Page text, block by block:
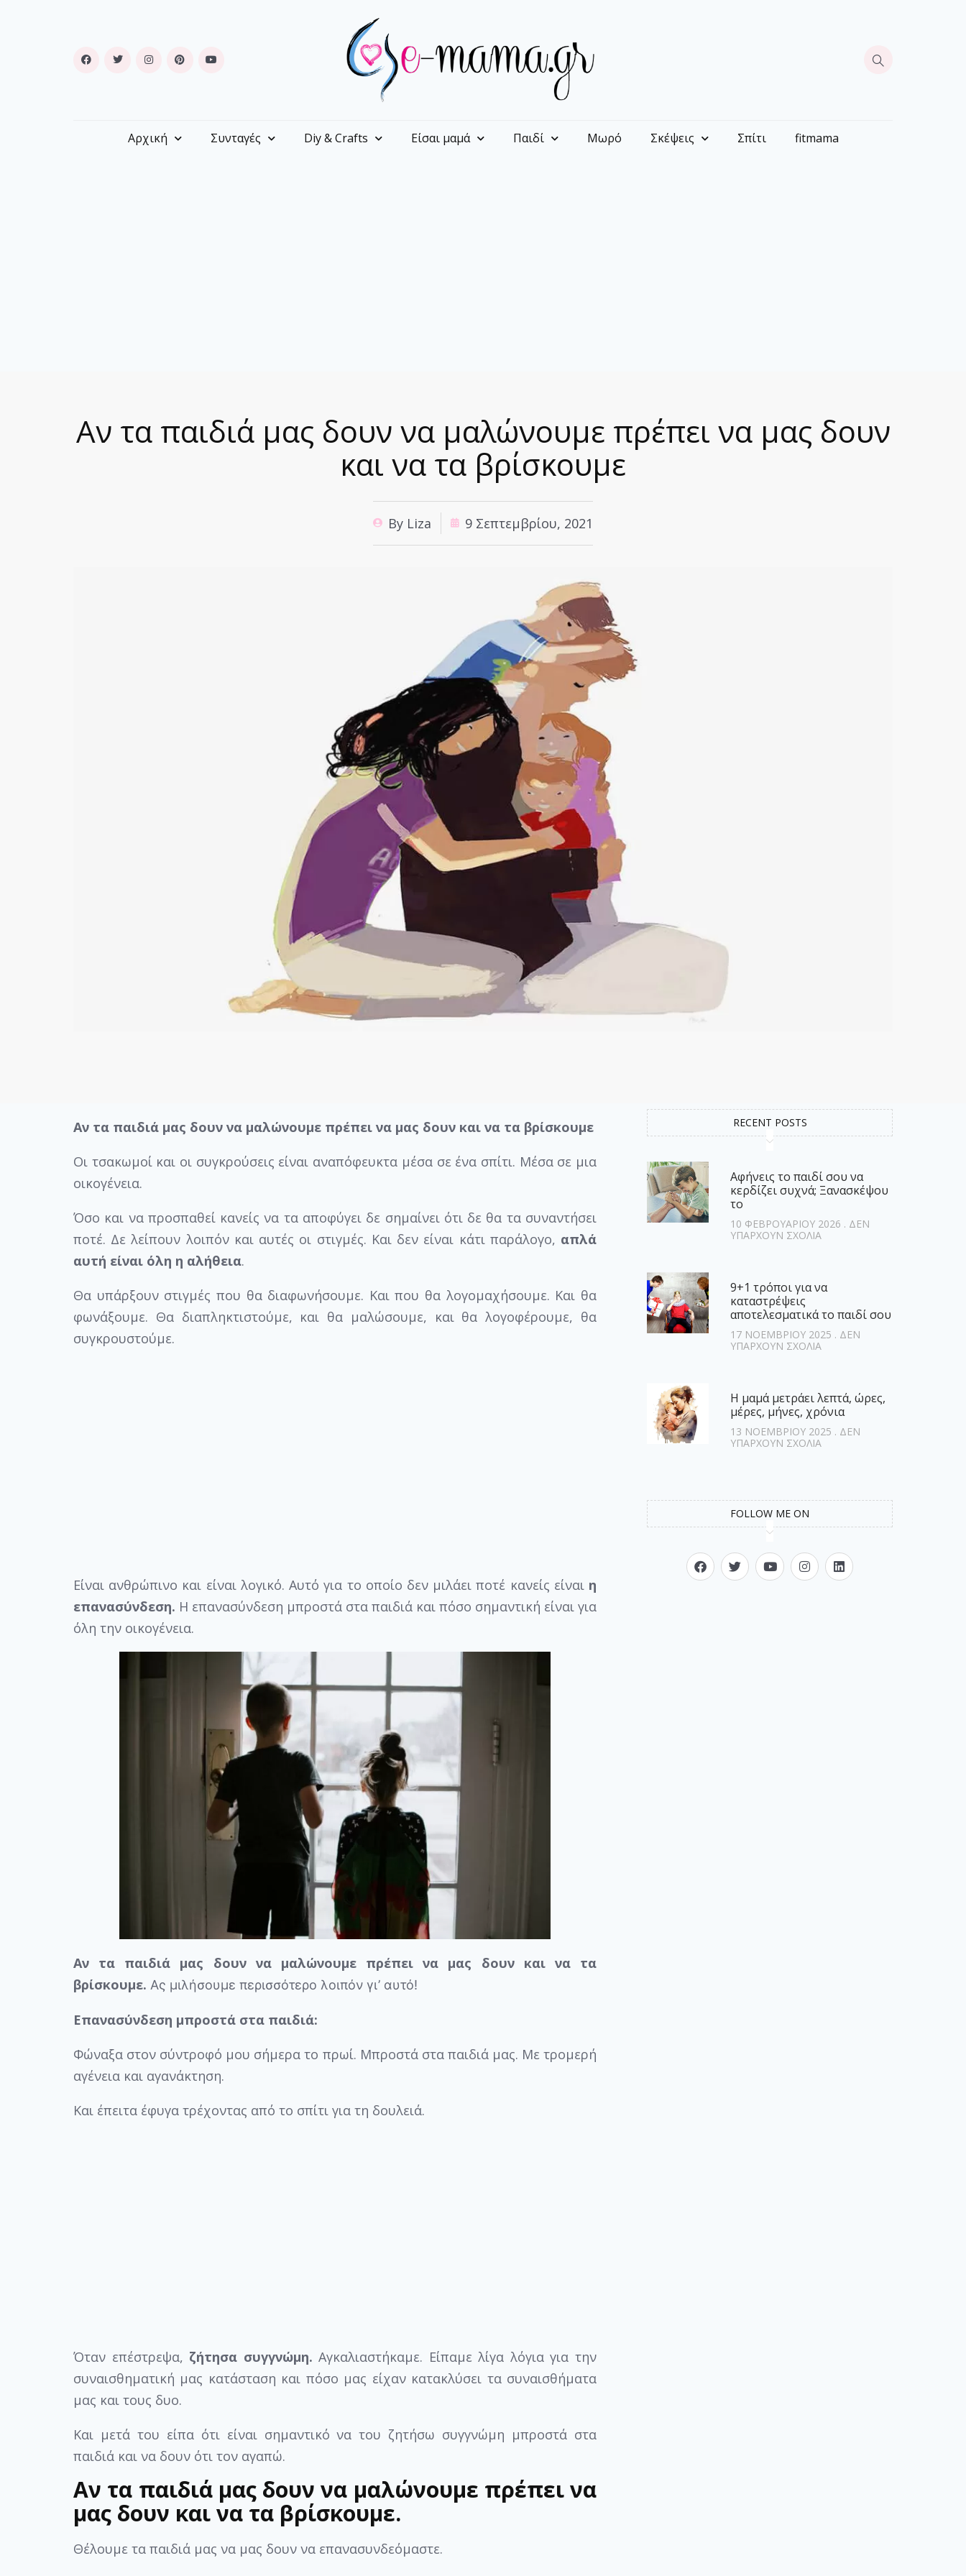
Αρχική Συνταγές Diy & Crafts Είσαι μαμά Παιδί Μωρό Σκέψεις Σπίτι fitmama
Αν τα παιδιά μας δουν να μαλώνουμε πρέπει να μας δουν
και να τα βρίσκουμε
By Liza 9 Σεπτεμβρίου, 2021
Αν τα παιδιά μας δουν να μαλώνουμε πρέπει να μας δουν και να τα βρίσκουμε
Οι τσακωμοί και οι συγκρούσεις είναι αναπόφευκτα μέσα σε ένα σπίτι. Μέσα σε μια
οικογένεια.
Όσο και να προσπαθεί κανείς να τα αποφύγει δε σημαίνει ότι δε θα τα συναντήσει
ποτέ. Δε λείπουν λοιπόν και αυτές οι στιγμές. Και δεν είναι κάτι παράλογο, απλά
αυτή είναι όλη η αλήθεια.
Θα υπάρξουν στιγμές που θα διαφωνήσουμε. Και που θα λογομαχήσουμε. Και θα
φωνάξουμε. Θα διαπληκτιστούμε, και θα μαλώσουμε, και θα λογοφέρουμε, θα
συγκρουστούμε.
Είναι ανθρώπινο και είναι λογικό. Αυτό για το οποίο δεν μιλάει ποτέ κανείς είναιη
επανασύνδεση. Η επανασύνδεση μπροστά στα παιδιά και πόσο σημαντική είναι για
όλη την οικογένεια.
Αν τα παιδιά μας δουν να μαλώνουμε πρέπει να μας δουν και να τα
βρίσκουμε. Ας μιλήσουμε περισσότερο λοιπόν γι’ αυτό!
Επανασύνδεση μπροστά στα παιδιά:
Φώναξα στον σύντροφό μου σήμερα το πρωί. Μπροστά στα παιδιά μας. Με τρομερή
αγένεια και αγανάκτηση.
Και έπειτα έφυγα τρέχοντας από το σπίτι για τη δουλειά.
Όταν επέστρεψα, ζήτησα συγγνώμη. Αγκαλιαστήκαμε. Είπαμε λίγα λόγια για την
συναισθηματική μας κατάσταση και πόσο μας είχαν κατακλύσει τα συναισθήματα
μας και τους δυο.
Και μετά του είπα ότι είναι σημαντικό να του ζητήσω συγγνώμη μπροστά στα
παιδιά και να δουν ότι τον αγαπώ.
Αν τα παιδιά μας δουν να μαλώνουμε πρέπει να
μας δουν και να τα βρίσκουμε.
Θέλουμε τα παιδιά μας να μας δουν να επανασυνδεόμαστε.
RECENT POSTS
Αφήνεις το παιδί σου να
κερδίζει συχνά; Ξανασκέψου
το
10 ΦΕΒΡΟΥΑΡΊΟΥ 2026
ΔΕΝ
ΥΠΆΡΧΟΥΝ ΣΧΌΛΙΑ
9+1 τρόποι για να
καταστρέψεις
αποτελεσματικά το παιδί σου
17 ΝΟΕΜΒΡΊΟΥ 2025
ΔΕΝ
ΥΠΆΡΧΟΥΝ ΣΧΌΛΙΑ
Η μαμά μετράει λεπτά, ώρες,
μέρες, μήνες, χρόνια
13 ΝΟΕΜΒΡΊΟΥ 2025
ΔΕΝ
ΥΠΆΡΧΟΥΝ ΣΧΌΛΙΑ
FOLLOW ME ON